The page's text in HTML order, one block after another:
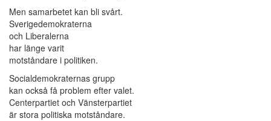
Men samarbetet kan bli svårt.
Sverigedemokraterna
och Liberalerna
har länge varit
motståndare i politiken.
Socialdemokraternas grupp
kan också få problem efter valet.
Centerpartiet och Vänsterpartiet
är stora politiska motståndare.